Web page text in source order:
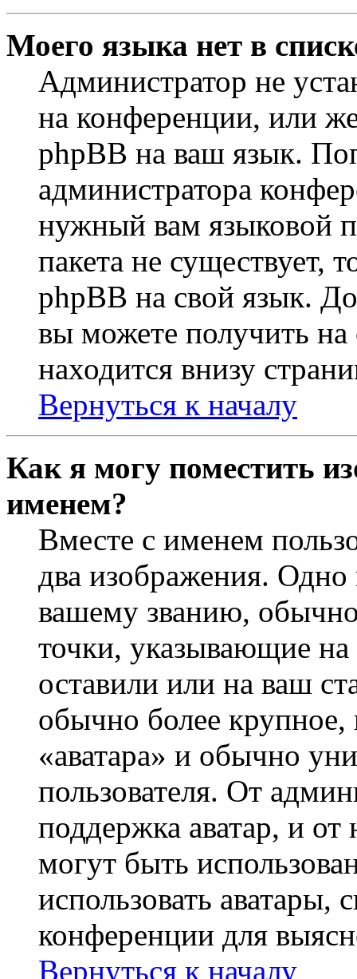
Моего языка нет в
Администратор не
на конференции, или
phpBB на ваш язык.
администратора
нужный вам языковой
пакета не существует,
phpBB на свой язык.
вы можете получить на
находится внизу
Вернуться к началу
Как я могу поместить
именем?
Вместе с именем
два изображения.
вашему званию, обычно
точки, указывающие
оставили или на ваш
обычно более крупное,
«аватара» и обычно
пользователя. От
поддержка аватар, и от
могут быть
использовать аватары,
конференции для
Вернуться к началу